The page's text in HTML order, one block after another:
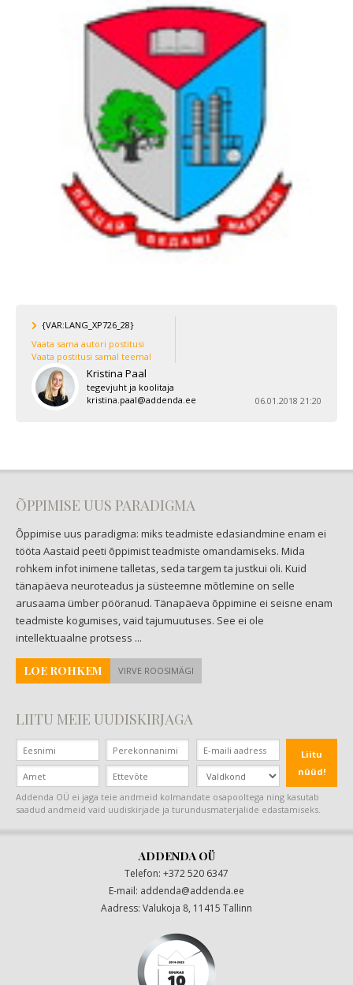
{VAR:LANG_XP726_28}
Vaata sama autori postitusi
Vaata postitusi samal teemal
Kristina Paal
tegevjuht ja koolitaja
kristina.paal@addenda.ee
06.01.2018 21:20
ÕPPIMISE UUS PARADIGMA
Õppimise uus paradigma: miks teadmiste edasiandmine enam ei
tööta Aastaid peeti õppimist teadmiste omandamiseks. Mida
rohkem infot inimene talletas, seda targem ta justkui oli. Kuid
tänapäeva neuroteadus ja süsteemne mõtlemine on selle
arusaama ümber pööranud. Tänapäeva õppimine ei seisne enam
teadmiste kogumises, vaid tajumuutuses. See ei ole
intellektuaalne protsess ...
LOE ROHKEM VIRVE ROOSIMÄGI
LIITU MEIE UUDISKIRJAGA
Liitu
nüüd!
Addenda OÜ ei jaga teie andmeid kolmandate osapooltega ning kasutab
saadud andmeid vaid uudiskirjade ja turundusmaterjalide edastamiseks.
ADDENDA OÜ
Telefon: +372 520 6347
|
E-mail: addenda@addenda.ee
|
Aadress: Valukoja 8, 11415 Tallinn